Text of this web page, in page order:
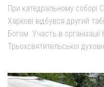
При катедральному соборі
Харкові відбувся другий
Богом. Участь в
Трьохсвятительської